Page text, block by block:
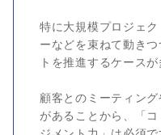
特に大規模プロジェ
ーなどを束ねて動き
トを推進するケースが
顧客とのミーティン
があることから、「